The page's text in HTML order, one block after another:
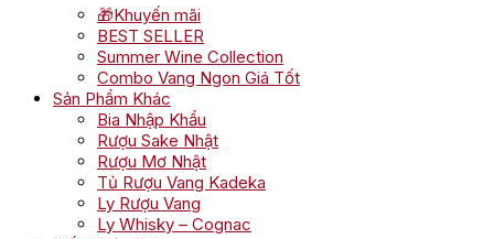
🎁Khuyến mãi
BEST SELLER
Summer Wine Collection
Combo Vang Ngon Giá Tốt
Sản Phẩm Khác
Bia Nhập Khẩu
Rượu Sake Nhật
Rượu Mơ Nhật
Tủ Rượu Vang Kadeka
Ly Rượu Vang
Ly Whisky – Cognac